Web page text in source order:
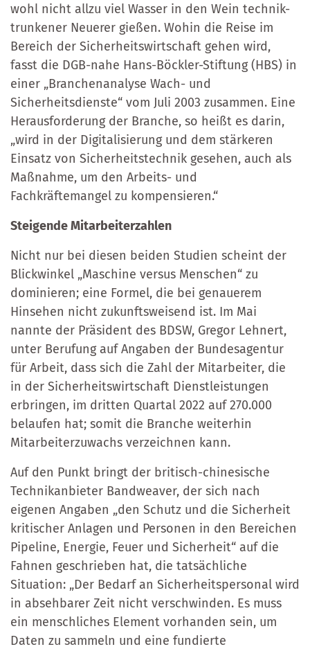
wohl nicht allzu viel Wasser in den Wein technik-
trunkener Neuerer gießen. Wohin die Reise im
Bereich der Sicherheitswirtschaft gehen wird,
fasst die DGB-nahe Hans-Böckler-Stiftung (HBS) in
einer „Branchenanalyse Wach- und
Sicherheitsdienste“ vom Juli 2003 zusammen. Eine
Herausforderung der Branche, so heißt es darin,
„wird in der Digitalisierung und dem stärkeren
Einsatz von Sicherheitstechnik gesehen, auch als
Maßnahme, um den Arbeits- und
Fachkräftemangel zu kompensieren.“
Steigende Mitarbeiterzahlen
Nicht nur bei diesen beiden Studien scheint der
Blickwinkel „Maschine versus Menschen“ zu
dominieren; eine Formel, die bei genauerem
Hinsehen nicht zukunftsweisend ist. Im Mai
nannte der Präsident des BDSW, Gregor Lehnert,
unter Berufung auf Angaben der Bundesagentur
für Arbeit, dass sich die Zahl der Mitarbeiter, die
in der Sicherheitswirtschaft Dienstleistungen
erbringen, im dritten Quartal 2022 auf 270.000
belaufen hat; somit die Branche weiterhin
Mitarbeiterzuwachs verzeichnen kann.
Auf den Punkt bringt der britisch-chinesische
Technikanbieter Bandweaver, der sich nach
eigenen Angaben „den Schutz und die Sicherheit
kritischer Anlagen und Personen in den Bereichen
Pipeline, Energie, Feuer und Sicherheit“ auf die
Fahnen geschrieben hat, die tatsächliche
Situation: „Der Bedarf an Sicherheitspersonal wird
in absehbarer Zeit nicht verschwinden. Es muss
ein menschliches Element vorhanden sein, um
Daten zu sammeln und eine fundierte